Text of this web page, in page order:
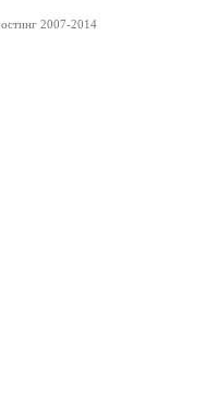
2007-2014